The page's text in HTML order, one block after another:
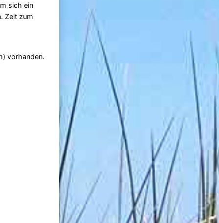
sich ein
Zeit zum
vorhanden.